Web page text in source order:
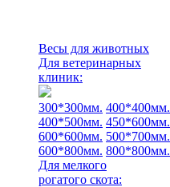
Весы для животных
Для ветеринарных
клиник:
300*300мм. 400*400мм.
400*500мм. 450*600мм.
600*600мм. 500*700мм.
600*800мм. 800*800мм.
Для мелкого
рогатого скота: